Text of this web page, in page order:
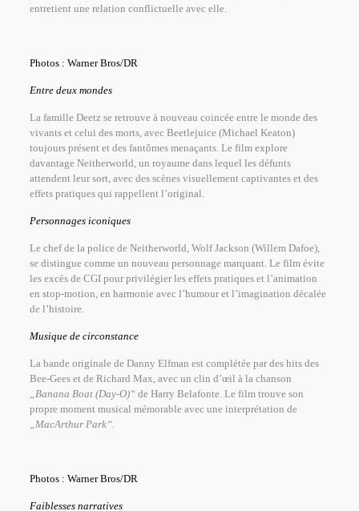
entretient une relation conflictuelle avec elle.
Photos : Warner Bros/DR
Entre deux mondes
La famille Deetz se retrouve à nouveau coincée entre le monde des
vivants et celui des morts, avec Beetlejuice (Michael Keaton)
toujours présent et des fantômes menaçants. Le film explore
davantage Neitherworld, un royaume dans lequel les défunts
attendent leur sort, avec des scènes visuellement captivantes et des
effets pratiques qui rappellent l’original.
Personnages iconiques
Le chef de la police de Neitherworld, Wolf Jackson (Willem Dafoe),
se distingue comme un nouveau personnage marquant. Le film évite
les excès de CGI pour privilégier les effets pratiques et l’animation
en stop-motion, en harmonie avec l’humour et l’imagination décalée
de l’histoire.
Musique de circonstance
La bande originale de Danny Elfman est complétée par des hits des
Bee-Gees et de Richard Max, avec un clin d’œil à la chanson
„Banana Boat (Day-O)“de Harry Belafonte. Le film trouve son
propre moment musical mémorable avec une interprétation de
„MacArthur Park“.
Photos : Warner Bros/DR
Faiblesses narratives